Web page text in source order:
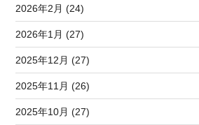
2026年2月 (24)
2026年1月 (27)
2025年12月 (27)
2025年11月 (26)
2025年10月 (27)